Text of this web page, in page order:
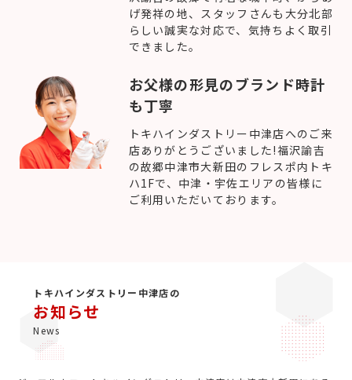
げ発祥の地、スタッフさんも大分北部
らしい誠実な対応で、気持ちよく取引
できました。
お父様の形見のブランド時計
も丁寧
トキハインダストリー中津店へのご来
店ありがとうございました!福沢諭吉
の故郷中津市大新田のフレスポ内トキ
ハ1Fで、中津・宇佐エリアの皆様に
ご利用いただいております。
トキハインダストリー中津店の
お知らせ
News